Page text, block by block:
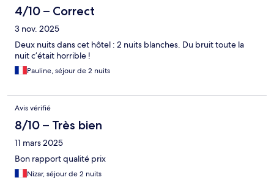
4/10 – Correct
3 nov. 2025
Deux nuits dans cet hôtel : 2 nuits blanches. Du bruit toute la
nuit c’était horrible !
Pauline, séjour de 2 nuits
Avis vérifié
8/10 – Très bien
11 mars 2025
Bon rapport qualité prix
Nizar, séjour de 2 nuits